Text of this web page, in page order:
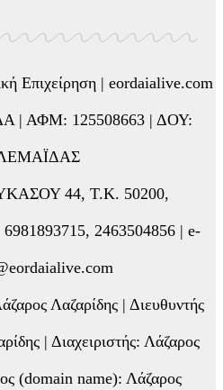
Επιχείρηση | eordaialive.com
| ΑΦΜ: 125508663 | ΔΟΥ:
44, Τ.Κ. 50200,
2463504856 | e-
Λαζαρίδης | Διευθυντής
| Διαχειριστής: Λάζαρος
(domain name): Λάζαρος